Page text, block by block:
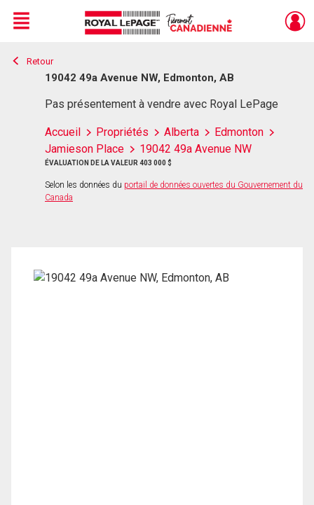
Live
En Direct
Menu
Retour
19042 49a Avenue NW, Edmonton, AB
Pas présentement à vendre avec Royal LePage
Accueil Propriétés Alberta
Edmonton
Jamieson Place
19042 49a Avenue NW
ÉVALUATION DE LA VALEUR 403 000 $
Selon les données du portail de données ouvertes du Gouvernement du
Canada